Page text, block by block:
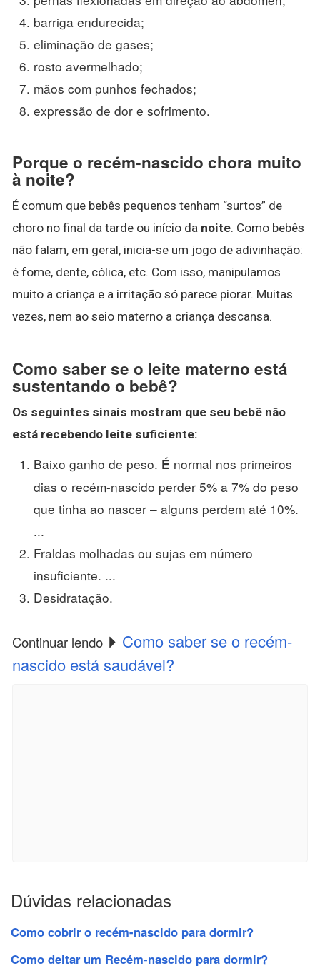
barriga endurecida;
eliminação de gases;
rosto avermelhado;
mãos com punhos fechados;
expressão de dor e sofrimento.
Porque o recém-nascido chora muito
à noite?
É comum que bebês pequenos tenham “surtos” de
choro no final da tarde ou início da noite. Como bebês
não falam, em geral, inicia-se um jogo de adivinhação:
é fome, dente, cólica, etc. Com isso, manipulamos
muito a criança e a irritação só parece piorar. Muitas
vezes, nem ao seio materno a criança descansa.
Como saber se o leite materno está
sustentando o bebê?
Os seguintes sinais mostram que seu bebê não
está recebendo leite suficiente:
Baixo ganho de peso. É normal nos primeiros
dias o recém-nascido perder 5% a 7% do peso
que tinha ao nascer – alguns perdem até 10%.
...
Fraldas molhadas ou sujas em número
insuficiente. ...
Desidratação.
Continuar lendo
Como saber se o recém-
nascido está saudável?
Dúvidas relacionadas
Como cobrir o recém-nascido para dormir?
Como deitar um Recém-nascido para dormir?